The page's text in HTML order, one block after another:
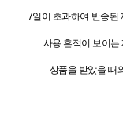
7일이 초과하여 반송된
사용 흔적이 보이는
상품을 받았을 때